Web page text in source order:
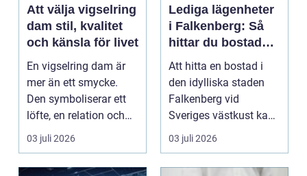
Att välja vigselring
dam stil, kvalitet
och känsla för livet
En vigselring dam är
mer än ett smycke.
Den symboliserar ett
löfte, en relation och
en gemensam fram...
03 juli 2026
Lediga lägenheter
i Falkenberg: Så
hittar du bostaden
för dig
Att hitta en bostad i
den idylliska staden
Falkenberg vid
Sveriges västkust kan
vara både...
03 juli 2026